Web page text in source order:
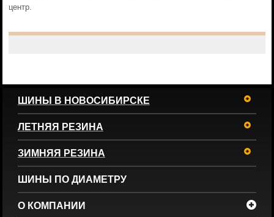
центр.
ШИНЫ В НОВОСИБИРСКЕ
ЛЕТНЯЯ РЕЗИНА
ЗИМНЯЯ РЕЗИНА
ШИНЫ ПО ДИАМЕТРУ
О КОМПАНИИ